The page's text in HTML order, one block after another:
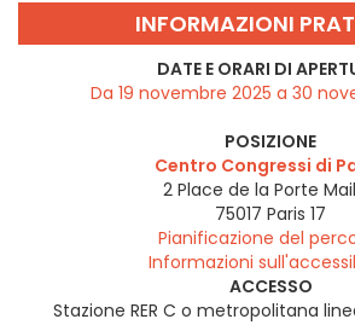
INFORMAZIONI
DATE E ORARI DI
Da 19 novembre 2025 a 30
POSIZIONE
Centro Congressi di
2 Place de la Porte
75017 Paris 17
Pianificazione del
Informazioni
ACCESSO
Stazione RER C o metropolitana